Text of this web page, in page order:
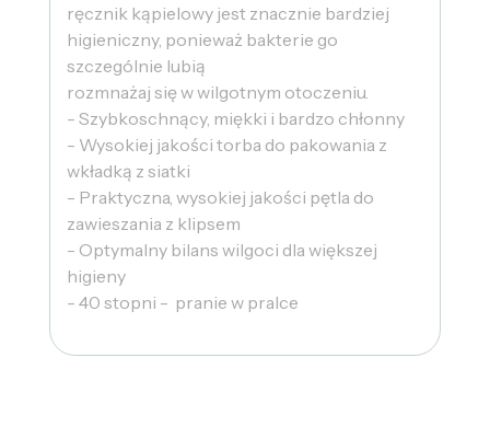
ręcznik kąpielowy jest znacznie bardziej
higieniczny, ponieważ bakterie go
szczególnie lubią
rozmnażaj się w wilgotnym otoczeniu.
- Szybkoschnący, miękki i bardzo chłonny
- Wysokiej jakości torba do pakowania z
wkładką z siatki
- Praktyczna, wysokiej jakości pętla do
zawieszania z klipsem
- Optymalny bilans wilgoci dla większej
higieny
- 40 stopni - pranie w pralce